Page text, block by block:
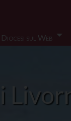
Diocesi sul Web